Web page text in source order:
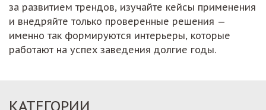
за развитием трендов, изучайте кейсы применения
и внедряйте только проверенные решения —
именно так формируются интерьеры, которые
работают на успех заведения долгие годы.
КАТЕГОРИИ